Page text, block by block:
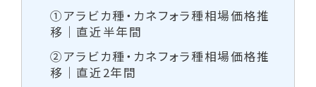
①アラビカ種・カネフォラ種相場価格推
移｜直近半年間
②アラビカ種・カネフォラ種相場価格推
移｜直近2年間